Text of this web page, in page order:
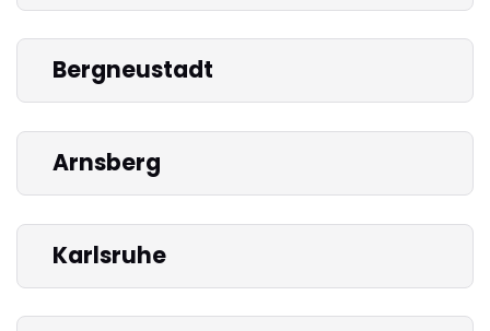
Bergneustadt
Arnsberg
Karlsruhe